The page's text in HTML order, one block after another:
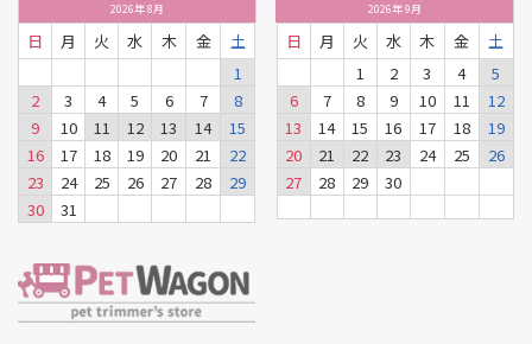
2026年8月
日 月 火 水 木 金
土
1
2
3 4 5 6 7
8
9
10 11 12 13 14
15
16
17 18 19 20 21
22
23
24 25 26 27 28
29
30
31
2026年9月
日 月 火 水 木 金
土
1
2 3 4
5
6
7 8 9 10 11
12
13
14 15 16 17 18
19
20
21 22 23 24 25
26
27
28 29 30